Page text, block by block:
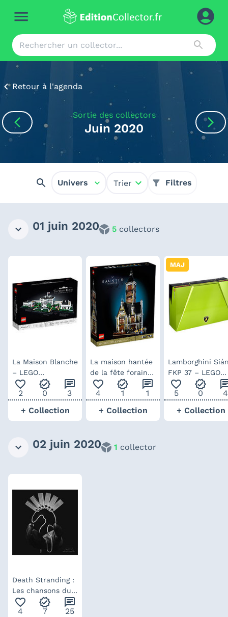
Retour à l'agenda
Sortie des collectors
Juin 2020
Univers Trier Filtres
01 juin 2020 5 collectors
La Maison Blanche
– LEGO
Architecture
favorite_outline
2
verified
0
chat
3
+ Collection
La maison hantée
de la fête foraine
– LEGO Creator
favorite_outline
4
verified
1
chat
1
+ Collection
MAJ
Lamborghini
FKP 37 – LEGO
Technic 42115
(supercar)
favorite_outline
5
verified
0
4
+ Collection
02 juin 2020 1 collector
Death Stranding :
Les chansons du
jeu – vinyle
Mondo
favorite_outline
4
verified
7
chat
25